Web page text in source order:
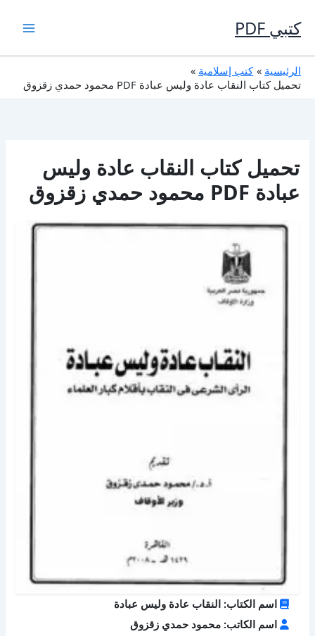
إلى
المحتوى
كتبي PDF
الرئيسية
كتب إسلامية
تحميل كتاب النقاب عادة وليس عبادة PDF محمود حمدي زقزوق
تحميل كتاب النقاب عادة وليس
عبادة PDF محمود حمدي زقزوق
اسم الكتاب: النقاب عادة وليس عبادة
اسم الكاتب: محمود حمدي زقزوق